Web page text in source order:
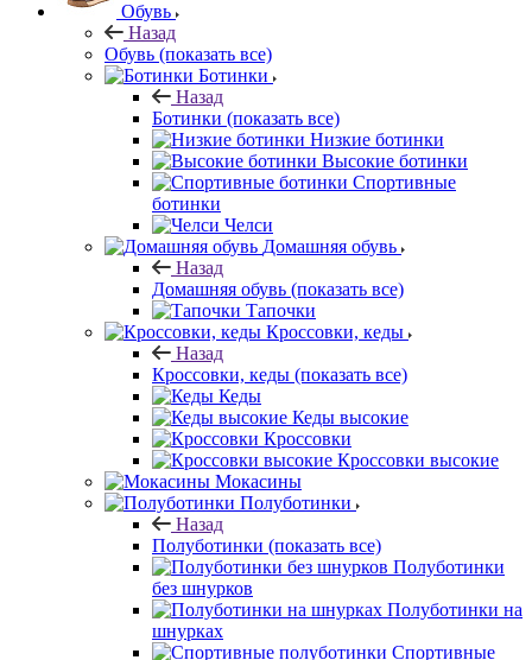
Обувь
Назад
Обувь (показать все)
Ботинки
Назад
Ботинки (показать все)
Низкие ботинки
Высокие ботинки
Спортивные
ботинки
Челси
Домашняя обувь
Назад
Домашняя обувь (показать все)
Тапочки
Кроссовки, кеды
Назад
Кроссовки, кеды (показать все)
Кеды
Кеды высокие
Кроссовки
Кроссовки высокие
Мокасины
Полуботинки
Назад
Полуботинки (показать все)
Полуботинки
без шнурков
Полуботинки на
шнурках
Спортивные